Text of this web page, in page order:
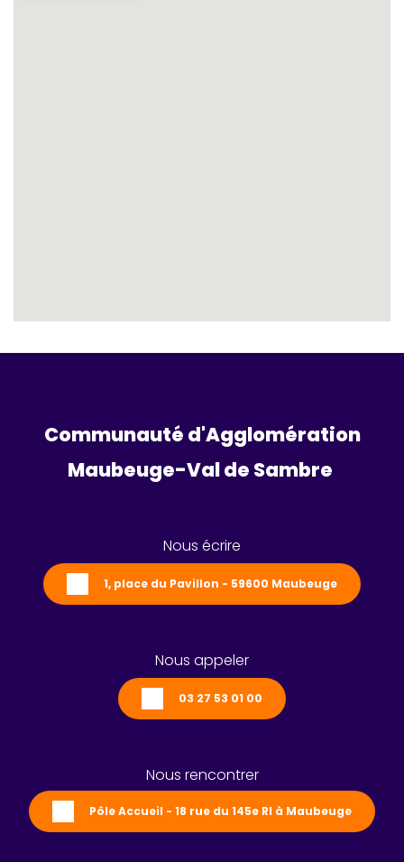
Communauté d'Agglomération
Maubeuge-Val de Sambre
Nous écrire
1, place du Pavillon - 59600 Maubeuge
Nous appeler
03 27 53 01 00
Nous rencontrer
Pôle Accueil - 18 rue du 145e RI à Maubeuge